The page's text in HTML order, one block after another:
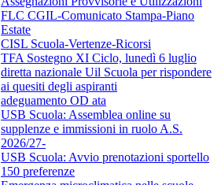
FLC CGIL-Comunicato Stampa-Piano
Estate
CISL Scuola-Vertenze-Ricorsi
TFA Sostegno XI Ciclo, lunedì 6 luglio
diretta nazionale Uil Scuola per rispondere
ai quesiti degli aspiranti
adeguamento OD ata
USB Scuola: Assemblea online su
supplenze e immissioni in ruolo A.S.
2026/27-
USB Scuola: Avvio prenotazioni sportello
150 preferenze